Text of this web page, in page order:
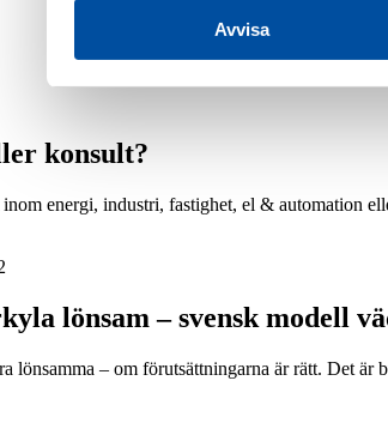
Avvisa
konsult?
energi, industri, fastighet, el & automation
lönsam – svensk modell
lönsamma – om förutsättningarna är rätt. Det